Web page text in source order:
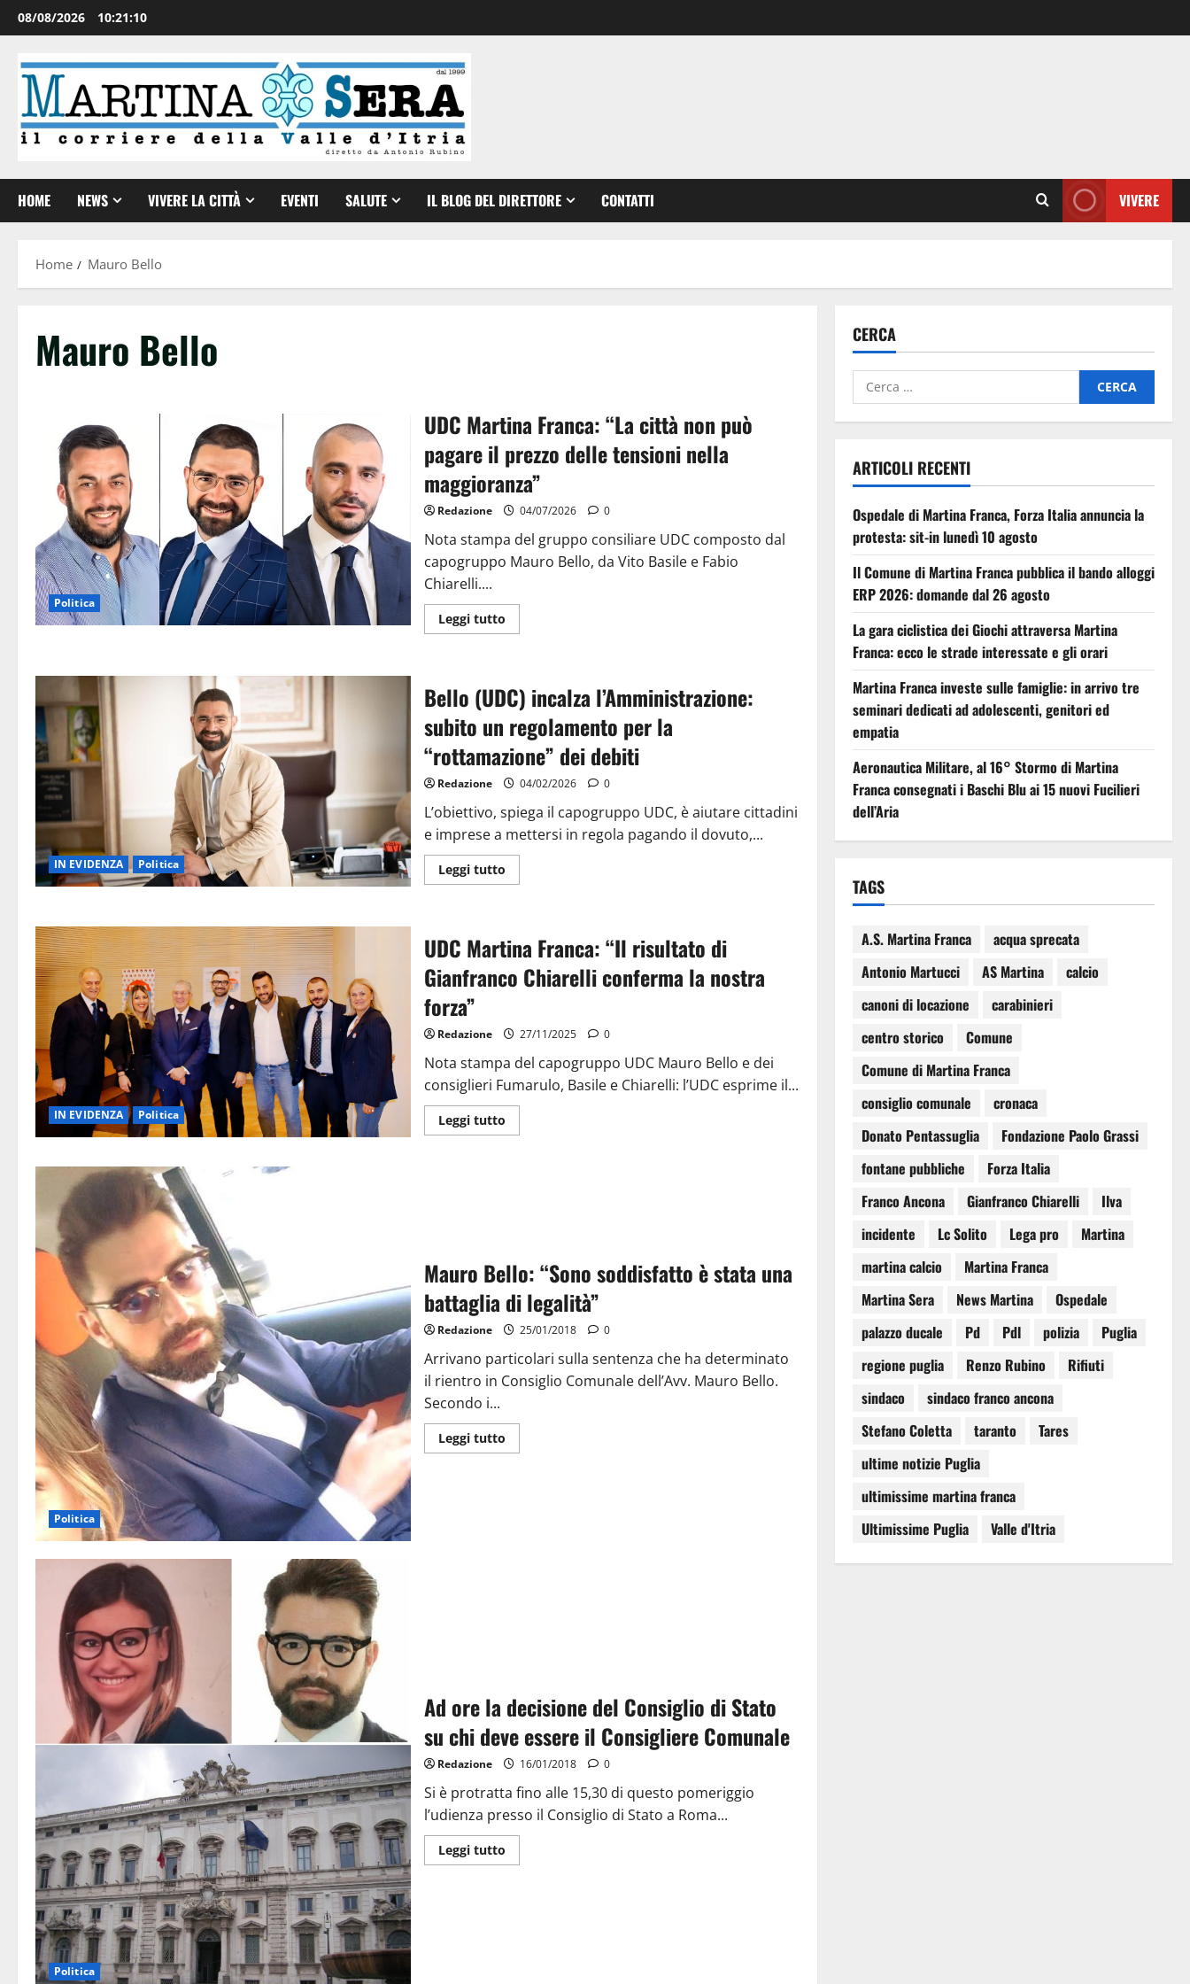
08/08/2026 10:21:11
HOME NEWS VIVERE LA CITTÀ EVENTI SALUTE IL BLOG DEL DIRETTORE CONTATTI VIVERE
Home Mauro Bello
Mauro Bello
Politica
UDC Martina Franca: “La città non può
pagare il prezzo delle tensioni nella
maggioranza”
Redazione 04/07/2026 0
Nota stampa del gruppo consiliare UDC composto dal
capogruppo Mauro Bello, da Vito Basile e Fabio
Chiarelli....
Leggi tutto
IN EVIDENZA Politica
Bello (UDC) incalza l’Amministrazione:
subito un regolamento per la
“rottamazione” dei debiti
Redazione 04/02/2026 0
L’obiettivo, spiega il capogruppo UDC, è aiutare cittadini
e imprese a mettersi in regola pagando il dovuto,...
Leggi tutto
IN EVIDENZA Politica
UDC Martina Franca: “Il risultato di
Gianfranco Chiarelli conferma la nostra
forza”
Redazione 27/11/2025 0
Nota stampa del capogruppo UDC Mauro Bello e dei
consiglieri Fumarulo, Basile e Chiarelli: l’UDC esprime il...
Leggi tutto
Politica
Mauro Bello: “Sono soddisfatto è stata una
battaglia di legalità”
Redazione 25/01/2018 0
Arrivano particolari sulla sentenza che ha determinato
il rientro in Consiglio Comunale dell’Avv. Mauro Bello.
Secondo i...
Leggi tutto
Politica
Ad ore la decisione del Consiglio di Stato
su chi deve essere il Consigliere Comunale
Redazione 16/01/2018 0
Si è protratta fino alle 15,30 di questo pomeriggio
l’udienza presso il Consiglio di Stato a Roma...
Leggi tutto
CERCA
ARTICOLI RECENTI
Ospedale di Martina Franca, Forza Italia annuncia la
protesta: sit-in lunedì 10 agosto
Il Comune di Martina Franca pubblica il bando alloggi
ERP 2026: domande dal 26 agosto
La gara ciclistica dei Giochi attraversa Martina
Franca: ecco le strade interessate e gli orari
Martina Franca investe sulle famiglie: in arrivo tre
seminari dedicati ad adolescenti, genitori ed
empatia
Aeronautica Militare, al 16° Stormo di Martina
Franca consegnati i Baschi Blu ai 15 nuovi Fucilieri
dell’Aria
TAGS
A.S. Martina Franca
acqua sprecata
Antonio Martucci
AS Martina
calcio
canoni di locazione
carabinieri
centro storico
Comune
Comune di Martina Franca
consiglio comunale
cronaca
Donato Pentassuglia
Fondazione Paolo Grassi
fontane pubbliche
Forza Italia
Franco Ancona
Gianfranco Chiarelli
Ilva
incidente
Lc Solito Lega pro
Martina
martina calcio
Martina Franca
Martina Sera
News Martina
Ospedale
palazzo ducale
Pd Pdl polizia
Puglia
regione puglia
Renzo Rubino
Rifiuti
sindaco
sindaco franco ancona
Stefano Coletta
taranto
Tares
ultime notizie Puglia
ultimissime martina franca
Ultimissime Puglia
Valle d'Itria